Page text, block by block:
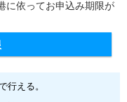
に依ってお申込み期限が
行える。